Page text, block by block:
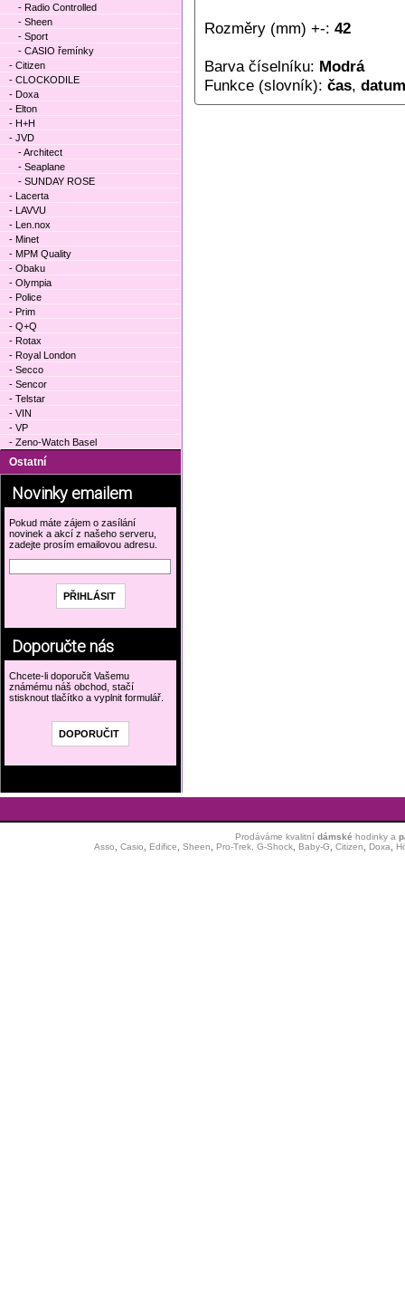
Rozměry (mm) +-: 42
Barva číselníku: Modrá
Funkce (slovník): čas, datum
- Radio Controlled
- Sheen
- Sport
- CASIO řemínky
- Citizen
- CLOCKODILE
- Doxa
- Elton
- H+H
- JVD
- Architect
- Seaplane
- SUNDAY ROSE
- Lacerta
- LAVVU
- Len.nox
- Minet
- MPM Quality
- Obaku
- Olympia
- Police
- Prim
- Q+Q
- Rotax
- Royal London
- Secco
- Sencor
- Telstar
- VIN
- VP
- Zeno-Watch Basel
Ostatní
Novinky emailem
Pokud máte zájem o zasílání
novinek a akcí z našeho serveru,
zadejte prosím emailovou adresu.
Doporučte nás
Chcete-li doporučit Vašemu
známému náš obchod, stačí
stisknout tlačítko a vyplnit formulář.
Prodáváme kvalitní dámské hodinkya
Asso
Casio Edifice Sheen Pro-Trek, G-Shock, Baby-G Citizen Doxa